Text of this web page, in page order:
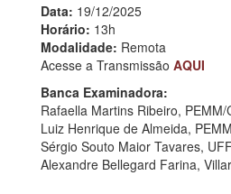
Data: 19/12/2025
Horário: 13h
Modalidade: Remota
Acesse a Transmissão AQUI
Banca Examinadora:
Rafaella Martins Ribeiro, PEMM/
Luiz Henrique de Almeida,
Sérgio Souto Maior Tavares, UFF
Alexandre Bellegard Farina,